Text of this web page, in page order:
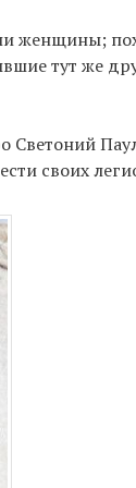
женщины;
тут же
Светоний
своих